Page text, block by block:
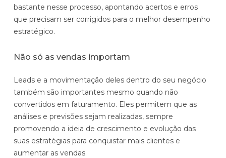
bastante nesse processo, apontando acertos e erros
que precisam ser corrigidos para o melhor desempenho
estratégico.
Não só as vendas importam
Leads e a movimentação deles dentro do seu negócio
também são importantes mesmo quando não
convertidos em faturamento. Eles permitem que as
análises e previsões sejam realizadas, sempre
promovendo a ideia de crescimento e evolução das
suas estratégias para conquistar mais clientes e
aumentar as vendas.